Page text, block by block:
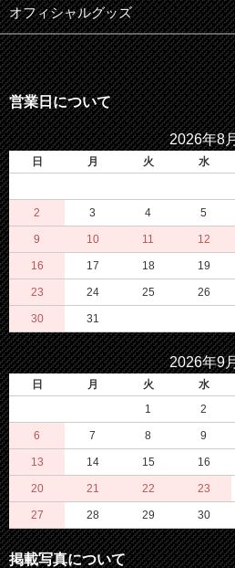
オフィシャルグッズ
営業日について
2026年8
日 月 火 水
2 3 4 5
9 10 11 12
16 17 18 19
23 24 25 26
30 31
2026年9
日 月 火 水
1
2
6 7 8 9
13 14 15 16
20 21 22 23
27 28 29 30
掲載写真について